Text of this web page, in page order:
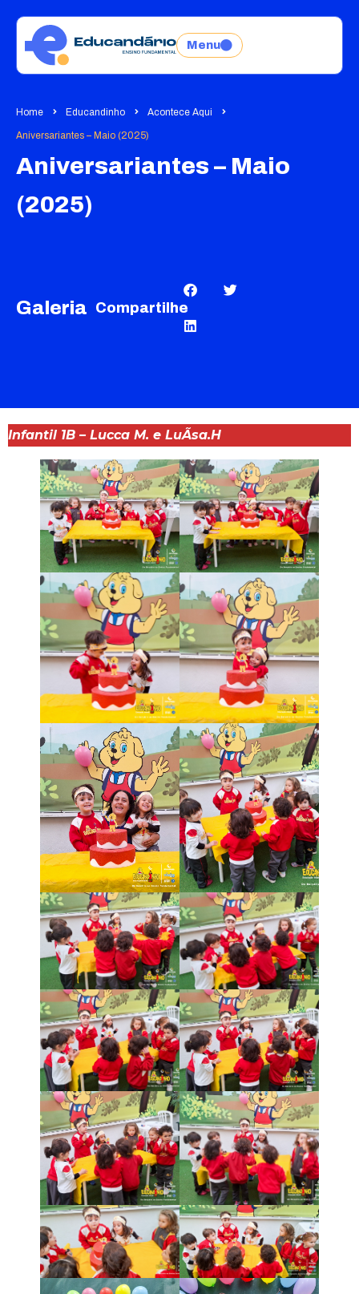
Menu
Home Educandinho Acontece Aqui
Aniversariantes – Maio (2025)
Aniversariantes – Maio
(2025)
Galeria Compartilhe
Infantil 1B – Lucca M. e LuÃ­sa.H